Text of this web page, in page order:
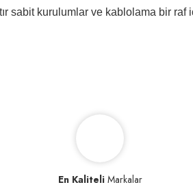
sabit kurulumlar ve kablolama bir
En KaliteliMarkalar